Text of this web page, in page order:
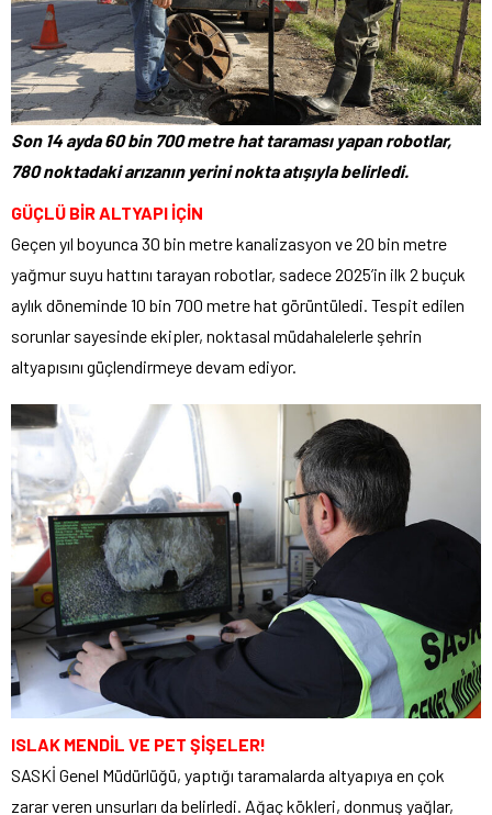
Son 14 ayda 60 bin 700 metre hat taraması yapan robotlar,
780 noktadaki arızanın yerini nokta atışıyla belirledi.
GÜÇLÜ BİR ALTYAPI İÇİN
Geçen yıl boyunca 30 bin metre kanalizasyon ve 20 bin metre
yağmur suyu hattını tarayan robotlar, sadece 2025’in ilk 2 buçuk
aylık döneminde 10 bin 700 metre hat görüntüledi. Tespit edilen
sorunlar sayesinde ekipler, noktasal müdahalelerle şehrin
altyapısını güçlendirmeye devam ediyor.
ISLAK MENDİL VE PET ŞİŞELER!
SASKİ Genel Müdürlüğü, yaptığı taramalarda altyapıya en çok
zarar veren unsurları da belirledi. Ağaç kökleri, donmuş yağlar,